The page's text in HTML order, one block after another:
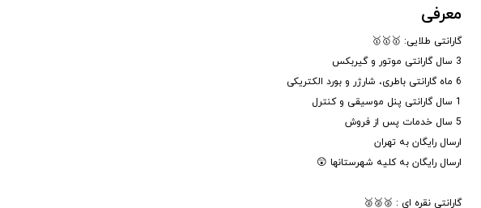
معرفی
گارانتی طلایی: 🥇🥇🥇
3 سال گارانتی موتور و گیربکس
6 ماه گارانتی باطری، شارژر و بورد الکتریکی
1 سال گارانتی پنل موسیقی و کنترل
5 سال خدمات پس از فروش
ارسال رایگان به تهران
ارسال رایگان به کلیه شهرستانها 😲
گارانتی نقره ای : 🥈🥈🥈